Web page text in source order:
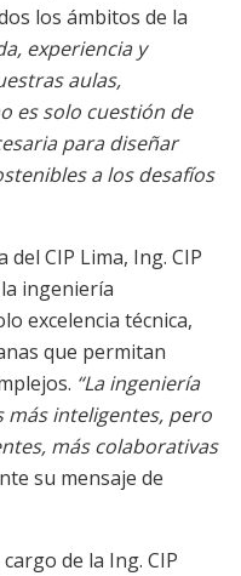
los ámbitos de la
experiencia y
aulas,
es solo cuestión de
para diseñar
a los desafíos
CIP Lima, Ing. CIP
ingeniería
excelencia técnica,
que permitan
“La ingeniería
inteligentes, pero
más colaborativas
su mensaje de
de la Ing. CIP